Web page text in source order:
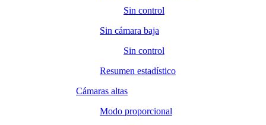
Sin control
Sin cámara baja
Sin control
Resumen estadístico
Cámaras altas
Modo proporcional